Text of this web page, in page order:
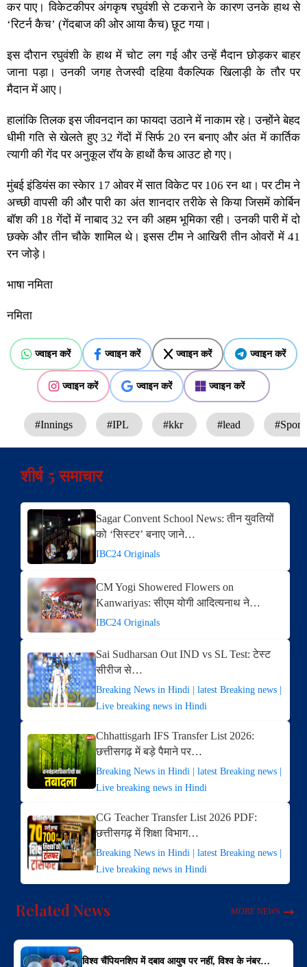
कर पाए। विकेटकीपर अंगकृष रघुवंशी से टकराने के कारण उनके हाथ से
‘रिटर्न कैच’ (गेंदबाज की ओर आया कैच) छूट गया।
इस दौरान रघुवंशी के हाथ में चोट लग गई और उन्हें मैदान छोड़कर बाहर
जाना पड़ा। उनकी जगह तेजस्वी दहिया वैकल्पिक खिलाड़ी के तौर पर
मैदान में आए।
हालांकि तिलक इस जीवनदान का फायदा उठाने में नाकाम रहे। उन्होंने बेहद
धीमी गति से खेलते हुए 32 गेंदों में सिर्फ 20 रन बनाए और अंत में कार्तिक
त्यागी की गेंद पर अनुकूल रॉय के हाथों कैच आउट हो गए।
मुंबई इंडियंस का स्केार 17 ओवर में सात विकेट पर 106 रन था। पर टीम ने
अच्छी वापसी की और पारी का अंत शानदार तरीके से किया जिसमें कोर्बिन
बॉश की 18 गेंदों में नाबाद 32 रन की अहम भूमिका रही। उनकी पारी में दो
छक्के और तीन चौके शामिल थे। इसस टीम ने आखिरी तीन ओवरों में 41
रन जोड़े।
भाषा नमिता
नमिता
ज्वाइन करें ज्वाइन करें ज्वाइन करें ज्वाइन करें
ज्वाइन करें ज्वाइन करें ज्वाइन करें
#Innings #IPL #kkr #lead
शीर्ष 5 समाचार
Sagar Convent School News: तीन युवतियों
को ‘सिस्टर’ बनाए जाने…
IBC24 Originals
CM Yogi Showered Flowers on
Kanwariyas: सीएम योगी आदित्यनाथ ने…
IBC24 Originals
Sai Sudharsan Out IND vs SL Test: टेस्ट
सीरीज से…
Breaking News in Hindi | latest Breaking news |
Live breaking news in Hindi
Chhattisgarh IFS Transfer List 2026:
छत्तीसगढ़ में बड़े पैमाने पर…
Breaking News in Hindi | latest Breaking news |
Live breaking news in Hindi
CG Teacher Transfer List 2026 PDF:
छत्तीसगढ़ में शिक्षा विभाग…
Breaking News in Hindi | latest Breaking news |
Live breaking news in Hindi
Related News MORE NEWS
विश्व चैंपियनशिप में दबाव आयुष पर नहीं, विश्व के नंबर…